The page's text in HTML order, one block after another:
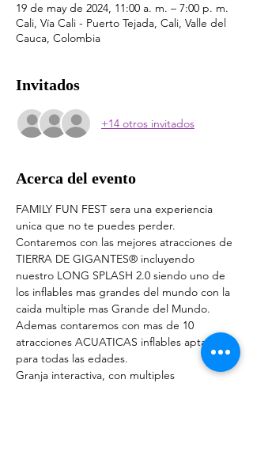
19 de may de 2024, 11:00 a. m. – 7:00 p. m.
Cali, Vía Cali - Puerto Tejada, Cali, Valle del
Cauca, Colombia
Invitados
+14 otros invitados
Acerca del evento
FAMILY FUN FEST sera una experiencia
unica que no te puedes perder.
Contaremos con las mejores atracciones de
TIERRA DE GIGANTES® incluyendo
nuestro LONG SPLASH 2.0 siendo uno de
los inflables mas grandes del mundo con la
caida multiple mas Grande del Mundo.
Ademas contaremos con mas de 10
atracciones ACUATICAS inflables aptas
para todas las edades.
Granja interactiva, con multiples